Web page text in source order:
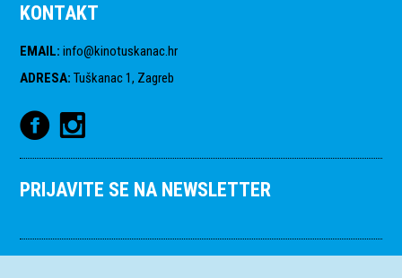
KONTAKT
EMAIL: info@kinotuskanac.hr
ADRESA: Tuškanac 1, Zagreb
PRIJAVITE SE NA NEWSLETTER